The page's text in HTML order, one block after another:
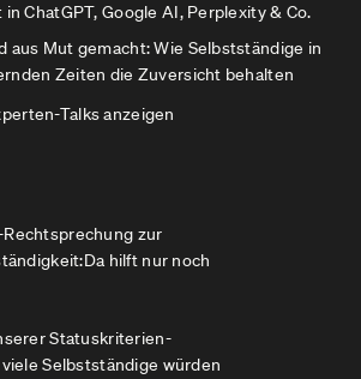
ChatGPT, Google AI, Perplexity & Co.
aus Mut gemacht: Wie Selbstständige in
Zeiten die Zuversicht behalten
Talks anzeigen
Rechtsprechung zur
hilft nur noch
Statuskriterien-
Selbstständige würden